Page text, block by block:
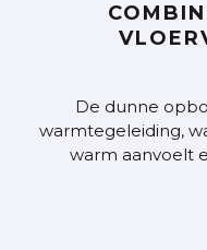
De dunne
warmtegeleiding,
warm aanvoelt